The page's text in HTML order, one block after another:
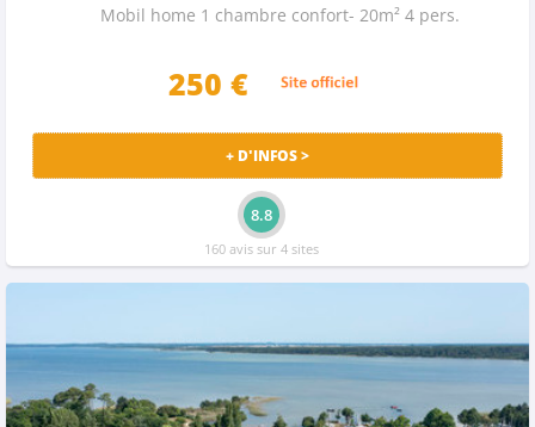
Mobil home 1 chambre confort- 20m² 4 pers.
250 €
+ D'INFOS >
8.8
160 avis sur 4 sites